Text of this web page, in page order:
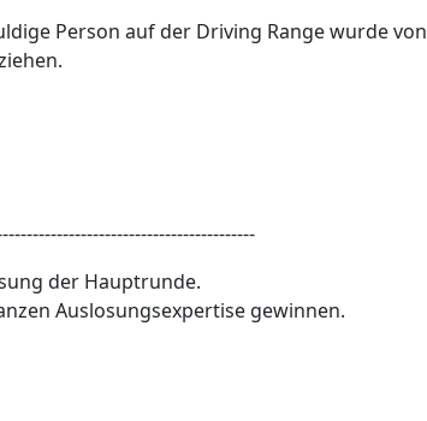
Person auf der Driving Range wurde von
der Hauptrunde.
Auslosungsexpertise gewinnen.